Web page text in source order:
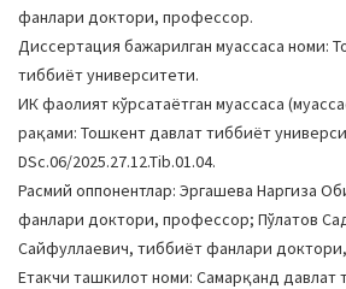
фанлари доктори, профессор.
Диссертация бажарилган муассаса номи:
тиббиёт университети.
ИК фаолият кўрсатаётган муассаса
рақами: Тошкент давлат тиббиёт
DSc.06/2025.27.12.Tib.01.04.
Расмий оппонентлар: Эргашева Наргиза
фанлари доктори, профессор; Пўлатов
Сайфуллаевич, тиббиёт фанлари
Етакчи ташкилот номи: Самарқанд давлат